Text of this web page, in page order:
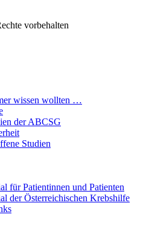
vorbehalten
wissen wollten …
der ABCSG
Studien
für Patientinnen und Patienten
der Österreichischen Krebshilfe